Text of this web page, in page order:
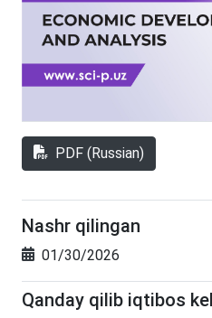
PDF (Russian)
Nashr qilingan
01/30/2026
Qanday qilib iqtibos